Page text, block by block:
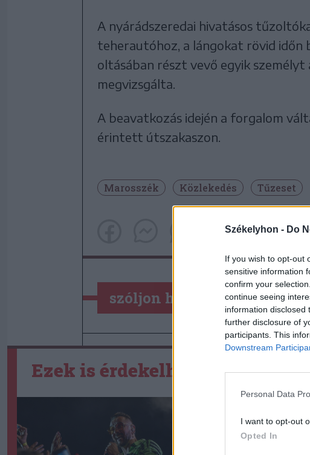
Székelyhon - Do
If you wish to opt-out
sensitive information
confirm your
continue seeing
information disclosed
further disclosure of
participants. This
Downstream
Personal Data
I want to opt-out
Opted In
A nyárádszeredai hivatásos
teherautóhoz, a lángokat rövid időn
oltásában részt vevő egyik személyt
megvizsgálta.
A beavatkozás idején a forgalom
érintett útszakaszon.
Marosszék Közlekedés Tűzeset
szóljon hozzá!
Ezek is érdekelhetik